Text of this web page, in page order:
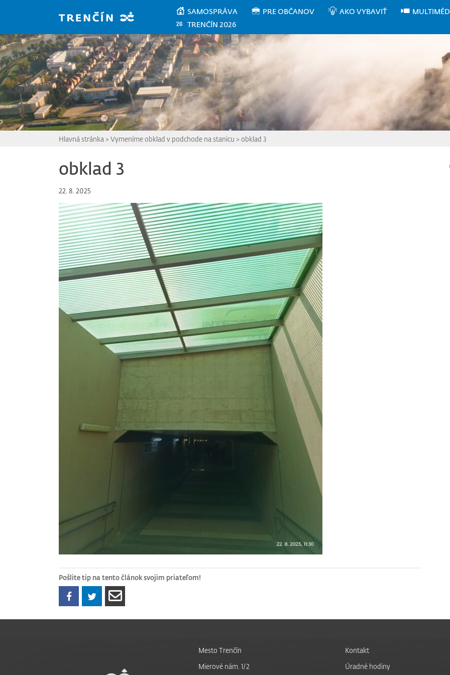
SAMOSPRÁVA PRE OBČANOV AKO VYBAVIŤ
TRENČÍN 2026
Hlavná stránka > Vymeníme obklad v podchode na stanicu > obklad 3
obklad 3
22. 8. 2025
Pošlite tip na tento článok svojim priateľom!
Mesto Trenčín
Mierové nám. 1/2
Kontakt
Úradné hodiny